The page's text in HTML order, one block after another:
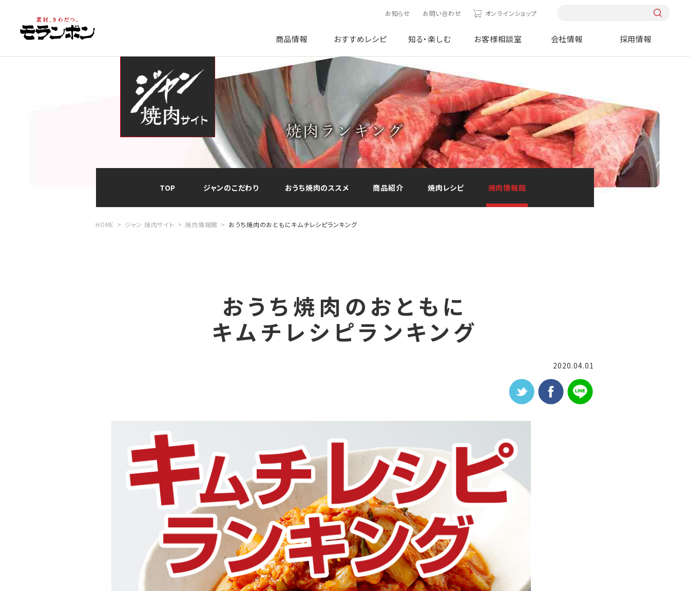
お知らせ お問い合わせ オンラインショップ
商品情報 おすすめレシピ 知る・楽しむ お客様相談室 会社情報 採用情報
TOP ジャンのこだわり おうち焼肉のススメ 商品紹介 焼肉レシピ 焼肉情報館
HOME ジャン 焼肉サイト 焼肉情報館 おうち焼肉のおともにキムチレシピランキング
おうち焼肉のおともに
キムチレシピランキング
2020.04.01